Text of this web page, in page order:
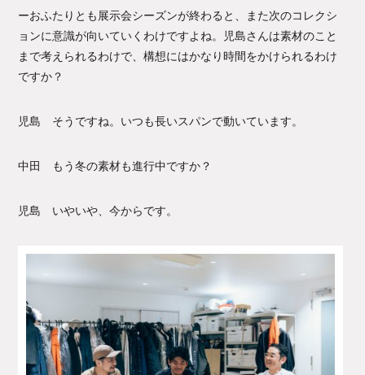
ーおふたりとも展示会シーズンが終わると、また次のコレクシ
ョンに意識が向いていくわけですよね。児島さんは素材のこと
まで考えられるわけで、構想にはかなり時間をかけられるわけ
ですか？
児島 そうですね。いつも長いスパンで動いています。
中田 もう冬の素材も進行中ですか？
児島 いやいや、今からです。